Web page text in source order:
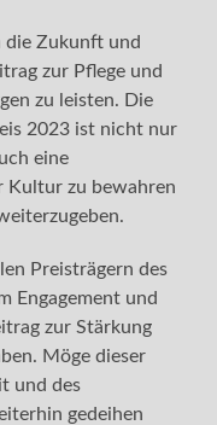
die Zukunft und
zur Pflege und
zu leisten. Die
2023 ist nicht nur
eine
Kultur zu bewahren
Preisträgern des
Engagement und
zur Stärkung
Möge dieser
und des
gedeihen